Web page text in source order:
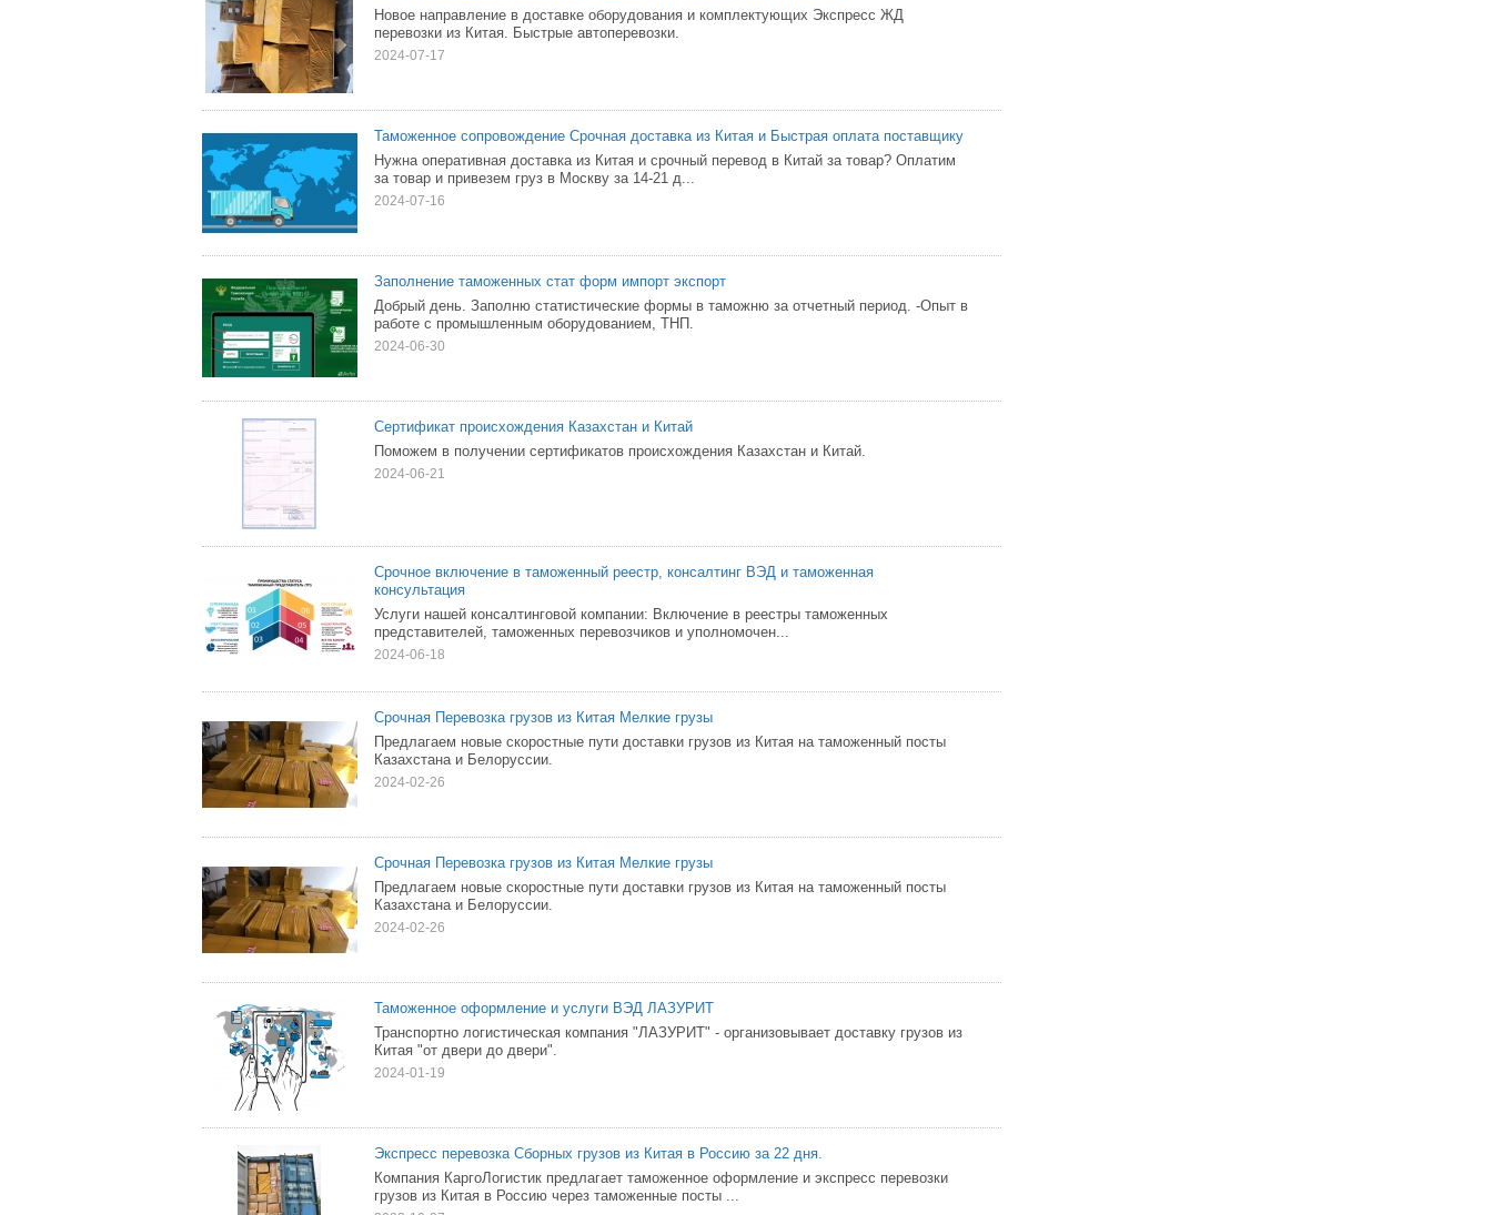
Новое направление в доставке оборудования и комплектующих Экспресс ЖД
перевозки из Китая. Быстрые автоперевозки.
2024-07-17
Таможенное сопровождение Срочная доставка из Китая и Быстрая оплата поставщику
Нужна оперативная доставка из Китая и срочный перевод в Китай за товар? Оплатим
за товар и привезем груз в Москву за 14-21 д...
2024-07-16
Заполнение таможенных стат форм импорт экспорт
Добрый день. Заполню статистические формы в таможню за отчетный период. -Опыт в
работе с промышленным оборудованием, ТНП.
2024-06-30
Сертификат происхождения Казахстан и Китай
Поможем в получении сертификатов происхождения Казахстан и Китай.
2024-06-21
Срочное включение в таможенный реестр, консалтинг ВЭД и таможенная
консультация
Услуги нашей консалтинговой компании: Включение в реестры таможенных
представителей, таможенных перевозчиков и уполномочен...
2024-06-18
Срочная Перевозка грузов из Китая Мелкие грузы
Предлагаем новые скоростные пути доставки грузов из Китая на таможенный посты
Казахстана и Белоруссии.
2024-02-26
Срочная Перевозка грузов из Китая Мелкие грузы
Предлагаем новые скоростные пути доставки грузов из Китая на таможенный посты
Казахстана и Белоруссии.
2024-02-26
Таможенное оформление и услуги ВЭД ЛАЗУРИТ
Транспортно логистическая компания "ЛАЗУРИТ" - организовывает доставку грузов из
Китая "от двери до двери".
2024-01-19
Экспресс перевозка Сборных грузов из Китая в Россию за 22 дня.
Компания КаргоЛогистик предлагает таможенное оформление и экспресс перевозки
грузов из Китая в Россию через таможенные посты ...